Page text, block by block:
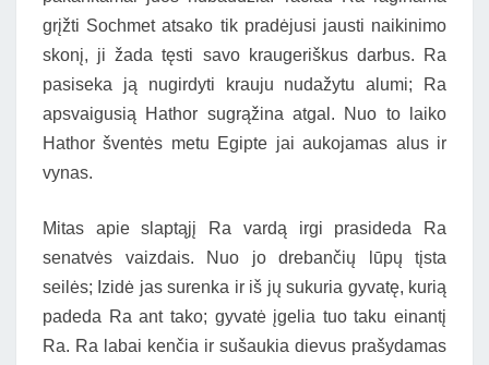
grįžti Sochmet atsako tik pradėjusi jausti naikinimo
skonį, ji žada tęsti savo kraugeriškus darbus. Ra
pasiseka ją nugirdyti krauju nudažytu alumi; Ra
apsvaigusią Hathor sugrąžina atgal. Nuo to laiko
Hathor šventės metu Egipte jai aukojamas alus ir
vynas.
Mitas apie slaptąjį Ra vardą irgi prasideda Ra
senatvės vaizdais. Nuo jo drebančių lūpų tįsta
seilės; Izidė jas surenka ir iš jų sukuria gyvatę, kurią
padeda Ra ant tako; gyvatė įgelia tuo taku einantį
Ra. Ra labai kenčia ir sušaukia dievus prašydamas